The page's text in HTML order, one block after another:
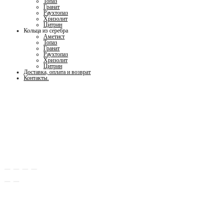
Гранат
Раухтопаз
Хризолит
Цитрин
Кольца из серебра
Аметист
Топаз
Гранат
Раухтопаз
Хризолит
Цитрин
Доставка, оплата и возврат
Контакты.